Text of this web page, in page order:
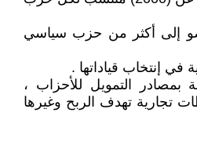
إلى أكثر من حزب سياسي
في إنتخاب قياداتها .
بمصادر التمويل للأحزاب ،
تجارية تهدف الربح وغيرها